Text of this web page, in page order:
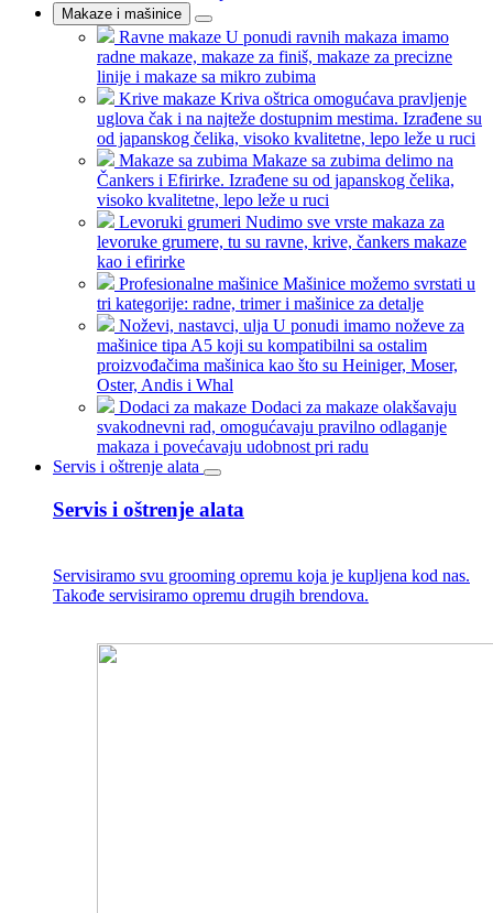
Makaze i mašinice
Ravne makaze U ponudi ravnih makaza imamo
radne makaze, makaze za finiš, makaze za precizne
linije i makaze sa mikro zubima
Krive makaze Kriva oštrica omogućava pravljenje
uglova čak i na najteže dostupnim mestima. Izrađene su
od japanskog čelika, visoko kvalitetne, lepo leže u ruci
Makaze sa zubima Makaze sa zubima delimo na
Čankers i Efirirke. Izrađene su od japanskog čelika,
visoko kvalitetne, lepo leže u ruci
Levoruki grumeri Nudimo sve vrste makaza za
levoruke grumere, tu su ravne, krive, čankers makaze
kao i efirirke
Profesionalne mašinice Mašinice možemo svrstati u
tri kategorije: radne, trimer i mašinice za detalje
Noževi, nastavci, ulja U ponudi imamo noževe za
mašinice tipa A5 koji su kompatibilni sa ostalim
proizvođačima mašinica kao što su Heiniger, Moser,
Oster, Andis i Whal
Dodaci za makaze Dodaci za makaze olakšavaju
svakodnevni rad, omogućavaju pravilno odlaganje
makaza i povećavaju udobnost pri radu
Servis i oštrenje alata
Servis i oštrenje alata
Servisiramo svu grooming opremu koja je kupljena kod nas.
Takođe servisiramo opremu drugih brendova.